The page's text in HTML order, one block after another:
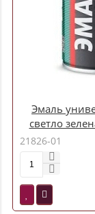
Эмаль
светло
ТРОЛЬ-
21826-01